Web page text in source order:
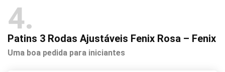
4
Patins 3 Rodas Ajustáveis Fenix Rosa – Fenix
Uma boa pedida para iniciantes